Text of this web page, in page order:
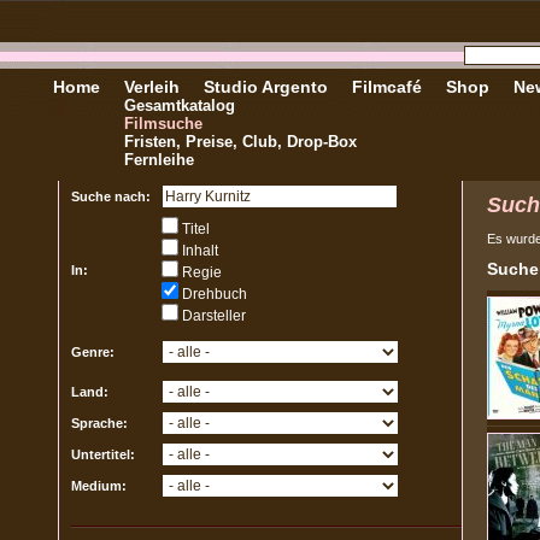
Home Verleih
Gesamtkatalog
Filmsuche
Fristen, Preise, Club, Drop-Box
Fernleihe
Studio Argento Filmcafé Shop
Suche nach:
In:
Titel
Inhalt
Regie
Drehbuch
Darsteller
Genre:
Land:
Sprache:
Untertitel:
Medium:
Es